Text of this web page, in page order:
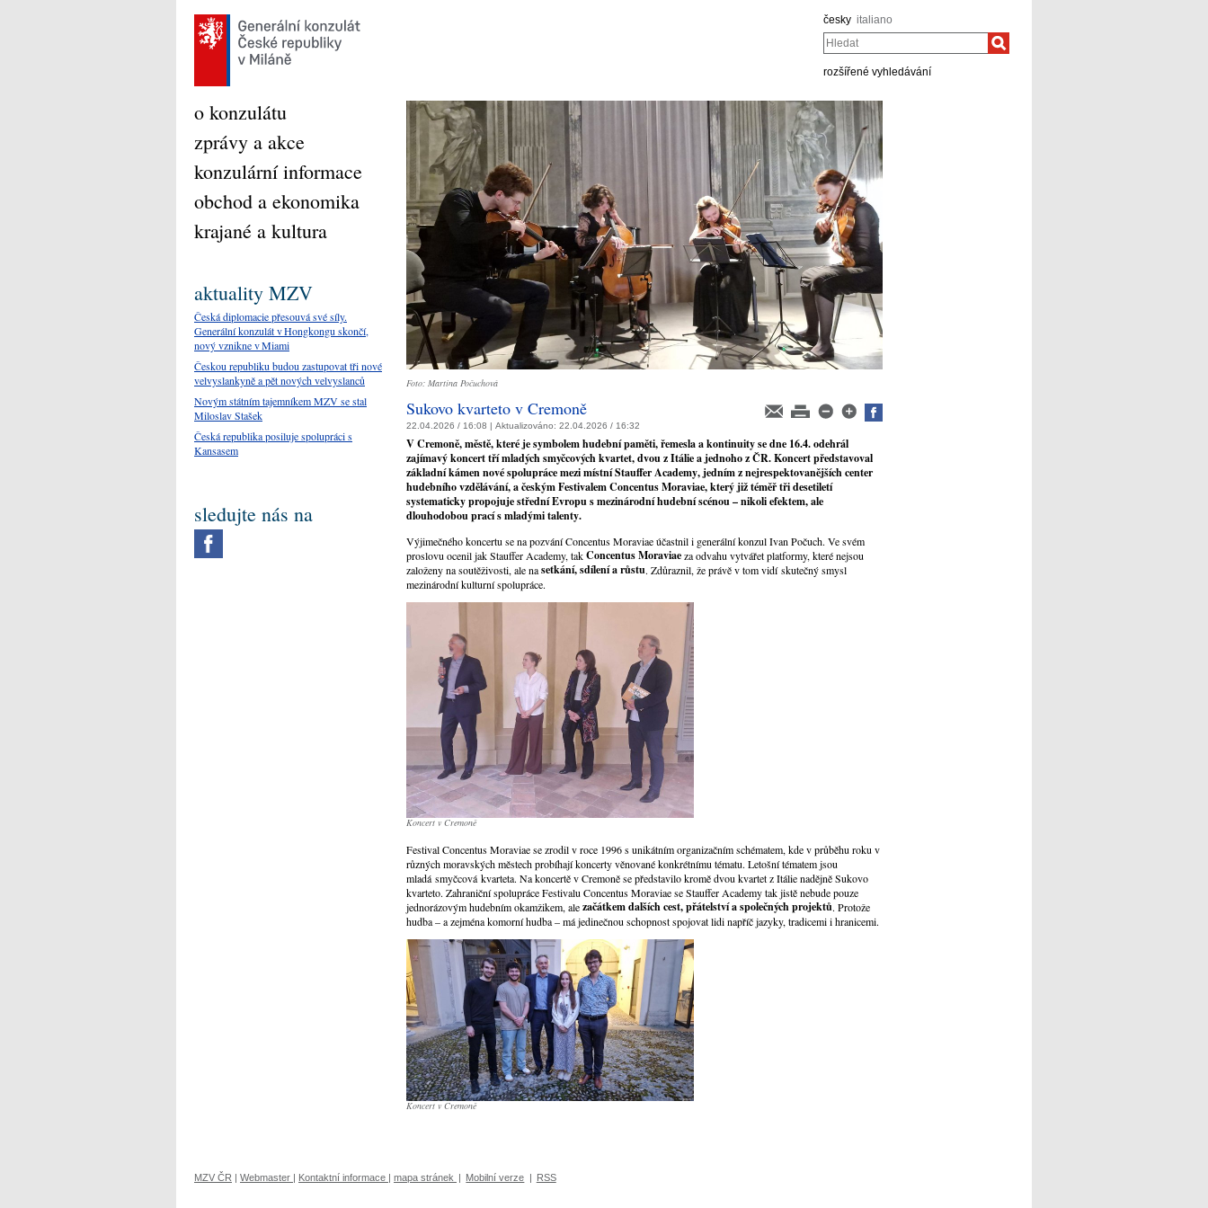
česky italiano
Hledat
rozšířené vyhledávání
Foto: Martina Počuchová
Sukovo kvarteto v Cremoně
22.04.2026 / 16:08 | Aktualizováno: 22.04.2026 / 16:32
V Cremoně, městě, které je symbolem hudební paměti, řemesla a kontinuity se dne 16.4. odehrál
zajímavý koncert tří mladých smyčcových kvartet, dvou z Itálie a jednoho z ČR. Koncert představoval
základní kámen nové spolupráce mezi místní Stauffer Academy, jedním z nejrespektovanějších center
hudebního vzdělávání, a českým Festivalem Concentus Moraviae, který již téměř tři desetiletí
systematicky propojuje střední Evropu s mezinárodní hudební scénou – nikoli efektem, ale
dlouhodobou prací s mladými talenty.
Výjimečného koncertu se na pozvání Concentus Moraviae účastnil i generální konzul Ivan Počuch. Ve svém
proslovu ocenil jak Stauffer Academy, takConcentus Moraviaeza odvahu vytvářet platformy, které nejsou
založeny na soutěživosti, ale nasetkání, sdílení a růstu. Zdůraznil, že právě v tom vidí skutečný smysl
mezinárodní kulturní spolupráce.
Koncert v Cremoně
Festival Concentus Moraviae se zrodil v roce 1996 s unikátním organizačním schématem, kde v průběhu roku v
různých moravských městech probíhají koncerty věnované konkrétnímu tématu. Letošní tématem jsou
mladá smyčcová kvarteta. Na koncertě v Cremoně se představilo kromě dvou kvartet z Itálie nadějně Sukovo
kvarteto. Zahraniční spolupráce Festivalu Concentus Moraviae se Stauffer Academy tak jistě nebude pouze
jednorázovým hudebním okamžikem, alezačátkem dalších cest, přátelství a společných projektů. Protože
hudba – a zejména komorní hudba – má jedinečnou schopnost spojovat lidi napříč jazyky, tradicemi i hranicemi.
Koncert v Cremoně
o konzulátu
zprávy a akce
konzulární informace
obchod a ekonomika
krajané a kultura
aktuality MZV
Česká diplomacie přesouvá své síly.
Generální konzulát v Hongkongu skončí,
nový vznikne v Miami
Českou republiku budou zastupovat tři nové
velvyslankyně a pět nových velvyslanců
Novým státním tajemníkem MZV se stal
Miloslav Stašek
Česká republika posiluje spolupráci s
Kansasem
sledujte nás na
MZV ČR | Webmaster | Kontaktní informace | mapa stránek | Mobilní verze | RSS